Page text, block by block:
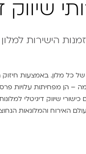
שיווק
הישירות למלון
כל מלון. באמצעות חיזוק
– הן מפחיתות עלויות
שיווק דיגיטלי